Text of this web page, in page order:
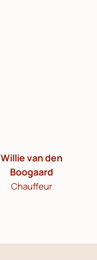
Willie van den
Boogaard
Chauffeur